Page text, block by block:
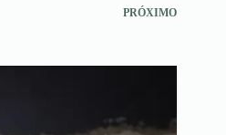
PRÓXIMO